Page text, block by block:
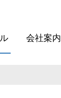
会社案内